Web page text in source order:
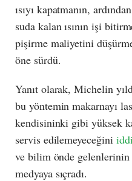
ısıyı kapatmanın,
suda kalan ısının işi
pişirme maliyetini
öne sürdü.
Yanıt olarak, Michelin
bu yöntemin makarnayı
kendisininki gibi yüksek
servis edilemeyeceğini
ve bilim önde gelenlerinin
medyaya sıçradı.